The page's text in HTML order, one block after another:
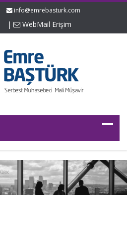
info@emrebasturk.com
| WebMail Erişim